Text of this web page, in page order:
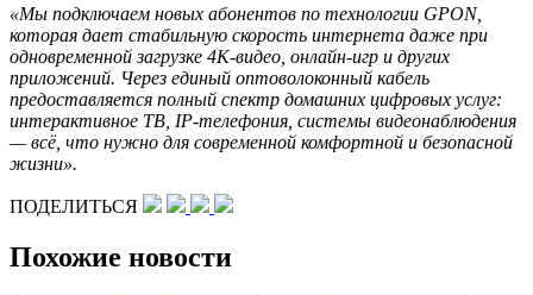
«Мы подключаем новых абонентов по технологии GPON,
которая дает стабильную скорость интернета даже при
одновременной загрузке 4K-видео, онлайн-игр и других
приложений. Через единый оптоволоконный кабель
предоставляется полный спектр домашних цифровых услуг:
интерактивное ТВ, IP-телефония, системы видеонаблюдения
— всё, что нужно для современной комфортной и безопасной
жизни».
ПОДЕЛИТЬСЯ
Похожие новости